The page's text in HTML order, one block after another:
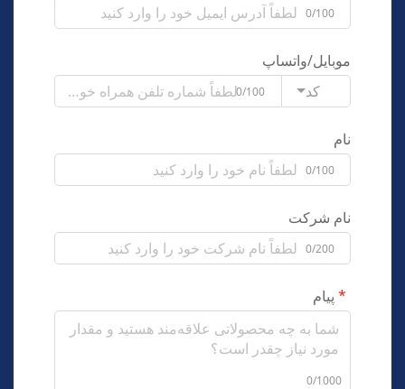
0/100
موبایل/واتساپ
کد
0/100
نام
0/100
نام شرکت
0/200
پیام
0/1000